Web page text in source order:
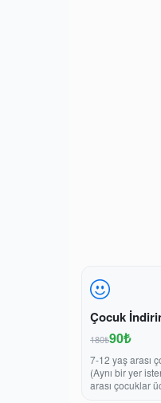
Çocuk
180₺90₺
7-12 yaş arası
(Aynı bir yer
arası çocuklar